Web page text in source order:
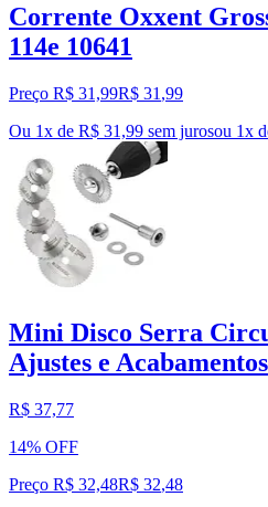
Corrente Oxxent
114e 10641
Preço R$ 31,99R$ 31 ,99
Ou 1x de R$ 31,99 sem jurosou 1x
Mini Disco Serra
Ajustes e Acabamentos
R$ 37,77
14% OFF
Preço R$ 32,48R$ 32,48